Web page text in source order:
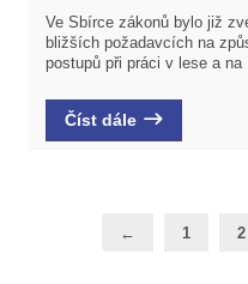
Ve Sbírce zákonů bylo již
bližších požadavcích na
postupů při práci v lese a na
Číst dále
← 1 2